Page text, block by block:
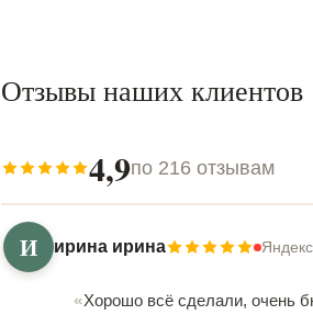
Отзывы наших клиентов
4,9по 216 отзывам
И ирина ирина
Хорошо всё сделали, очень